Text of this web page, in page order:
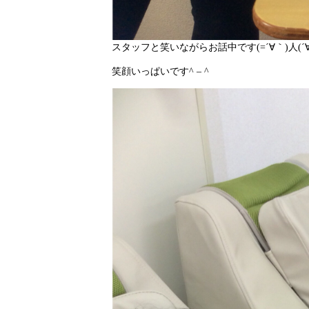
スタッフと笑いながらお話中です(=´∀｀)人
笑顔いっぱいです^ – ^